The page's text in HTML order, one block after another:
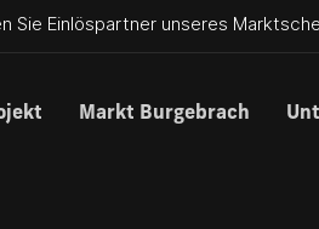
Sie Einlöspartner unseres
Markt Burgebrach